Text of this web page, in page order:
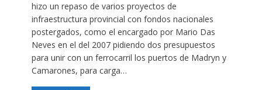
hizo un repaso de varios proyectos de
infraestructura provincial con fondos nacionales
postergados, como el encargado por Mario Das
Neves en el del 2007 pidiendo dos presupuestos
para unir con un ferrocarril los puertos de Madryn y
Camarones, para carga…